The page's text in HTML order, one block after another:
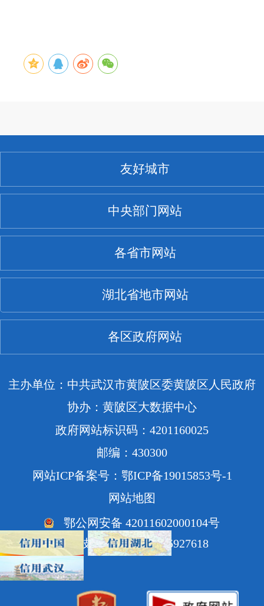
友好城市
中央部门网站
各省市网站
湖北省地市网站
各区政府网站
主办单位：中共武汉市黄陂区委黄陂区人民政府
协办：黄陂区大数据中心
政府网站标识码：4201160025
邮编：430300
网站ICP备案号：鄂ICP备19015853号-1
网站地图
鄂公网安备 42011602000104号
网站技术支持电话：85927618